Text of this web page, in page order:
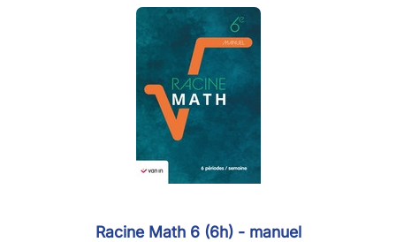
Racine Math 6 (6h) - manuel